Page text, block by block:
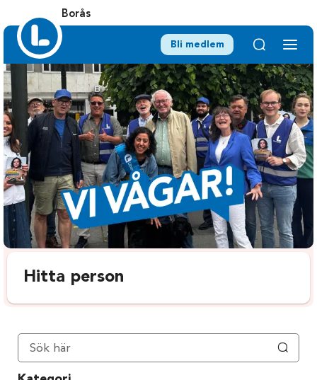
Borås
Bli medlem
Hitta person